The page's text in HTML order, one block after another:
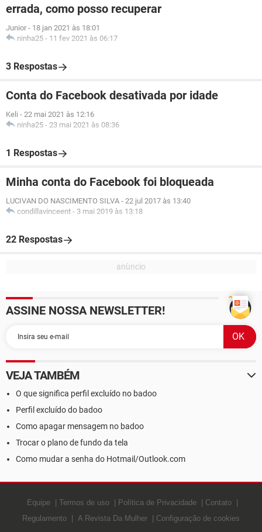
errada, como posso recuperar
Junior - 18 jan 2021 às 18:01
ninha25 - 11 fev 2021 às 06:17
3 Respostas
Conta do Facebook desativada por idade
Keli - 22 mai 2021 às 12:16
ninha25 - 23 mai 2021 às 08:36
1 Respostas
Minha conta do Facebook foi bloqueada
LUCIVAN DO NASCIMENTO SILVA - 22 jul 2017 às 13:40
condillavinceent - 3 mai 2019 às 13:18
22 Respostas
ASSINE NOSSA NEWSLETTER!
VEJA TAMBÉM
O que significa perfil excluído no badoo
Perfil excluído do badoo
Como apagar mensagem no badoo
Trocar o plano de fundo da tela
Como mudar a senha do Hotmail/Outlook.com
Equipe Termos de uso Política de Privacidade
Contato
Regulamento
A Revista Da Mulher Configuração de cookies